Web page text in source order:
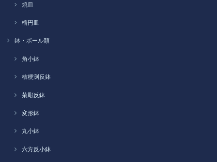
焼皿
楕円皿
鉢・ボール類
角小鉢
桔梗渕反鉢
菊彫反鉢
変形鉢
丸小鉢
六方反小鉢